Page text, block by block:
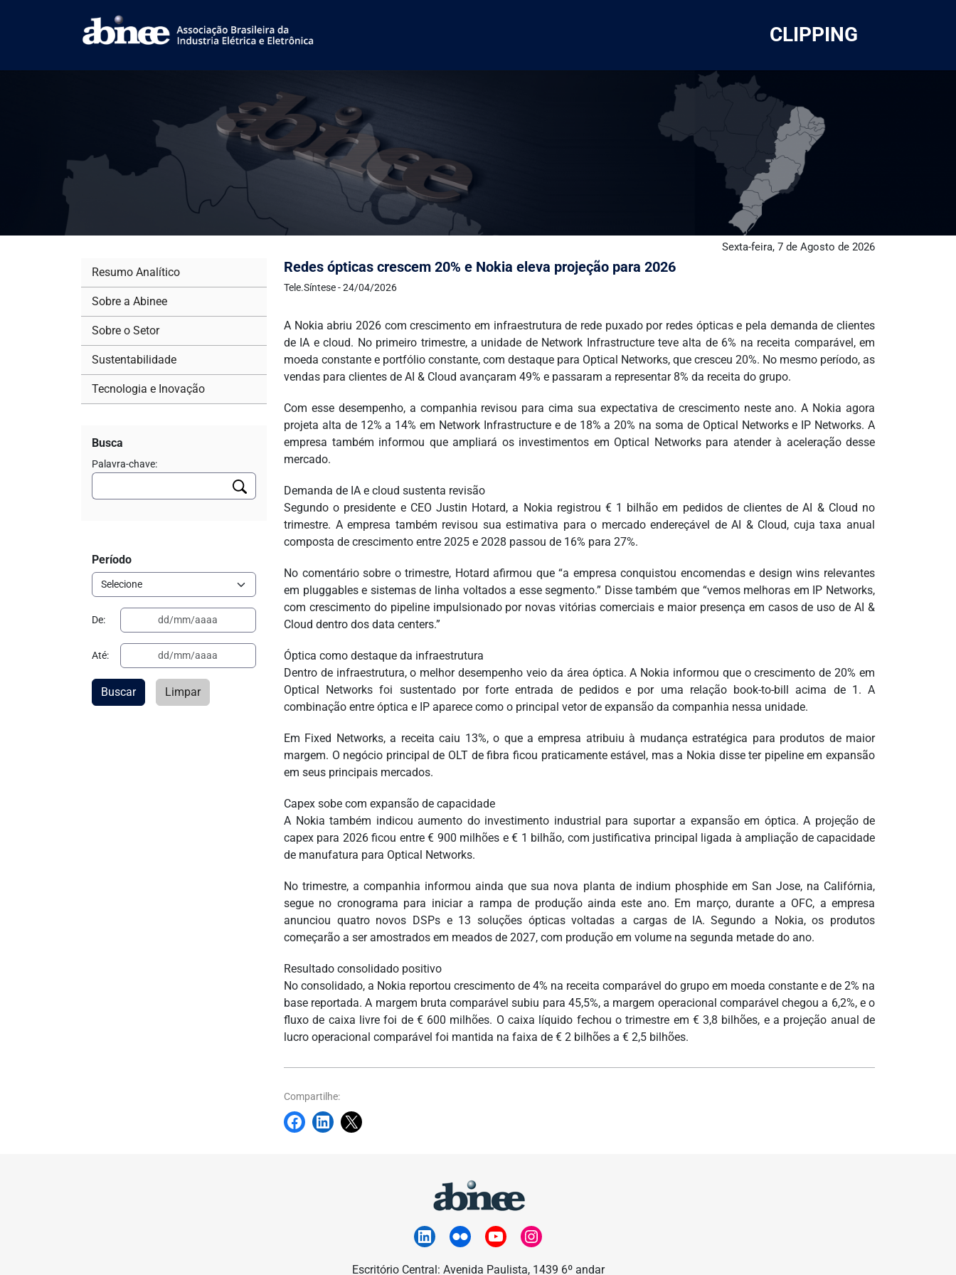
CLIPPING
Sexta-feira, 7 de Agosto de 2026
Redes ópticas crescem 20% e Nokia eleva projeção para 2026
Tele.Síntese - 24/04/2026
A Nokia abriu 2026 com crescimento em infraestrutura de rede puxado por redes ópticas e pela demanda de clientes
de IA e cloud. No primeiro trimestre, a unidade de Network Infrastructure teve alta de 6% na receita comparável, em
moeda constante e portfólio constante, com destaque para Optical Networks, que cresceu 20%. No mesmo período, as
vendas para clientes de AI & Cloud avançaram 49% e passaram a representar 8% da receita do grupo.
Com esse desempenho, a companhia revisou para cima sua expectativa de crescimento neste ano. A Nokia agora
projeta alta de 12% a 14% em Network Infrastructure e de 18% a 20% na soma de Optical Networks e IP Networks. A
empresa também informou que ampliará os investimentos em Optical Networks para atender à aceleração desse
mercado.
Demanda de IA e cloud sustenta revisão
Segundo o presidente e CEO Justin Hotard, a Nokia registrou € 1 bilhão em pedidos de clientes de AI & Cloud no
trimestre. A empresa também revisou sua estimativa para o mercado endereçável de AI & Cloud, cuja taxa anual
composta de crescimento entre 2025 e 2028 passou de 16% para 27%.
No comentário sobre o trimestre, Hotard afirmou que “a empresa conquistou encomendas e design wins relevantes
em pluggables e sistemas de linha voltados a esse segmento.” Disse também que “vemos melhoras em IP Networks,
com crescimento do pipeline impulsionado por novas vitórias comerciais e maior presença em casos de uso de AI &
Cloud dentro dos data centers.”
Óptica como destaque da infraestrutura
Dentro de infraestrutura, o melhor desempenho veio da área óptica. A Nokia informou que o crescimento de 20% em
Optical Networks foi sustentado por forte entrada de pedidos e por uma relação book-to-bill acima de 1. A
combinação entre óptica e IP aparece como o principal vetor de expansão da companhia nessa unidade.
Em Fixed Networks, a receita caiu 13%, o que a empresa atribuiu à mudança estratégica para produtos de maior
margem. O negócio principal de OLT de fibra ficou praticamente estável, mas a Nokia disse ter pipeline em expansão
em seus principais mercados.
Capex sobe com expansão de capacidade
A Nokia também indicou aumento do investimento industrial para suportar a expansão em óptica. A projeção de
capex para 2026 ficou entre € 900 milhões e € 1 bilhão, com justificativa principal ligada à ampliação de capacidade
de manufatura para Optical Networks.
No trimestre, a companhia informou ainda que sua nova planta de indium phosphide em San Jose, na Califórnia,
segue no cronograma para iniciar a rampa de produção ainda este ano. Em março, durante a OFC, a empresa
anunciou quatro novos DSPs e 13 soluções ópticas voltadas a cargas de IA. Segundo a Nokia, os produtos
começarão a ser amostrados em meados de 2027, com produção em volume na segunda metade do ano.
Resultado consolidado positivo
No consolidado, a Nokia reportou crescimento de 4% na receita comparável do grupo em moeda constante e de 2% na
base reportada. A margem bruta comparável subiu para 45,5%, a margem operacional comparável chegou a 6,2%, e o
fluxo de caixa livre foi de € 600 milhões. O caixa líquido fechou o trimestre em € 3,8 bilhões, e a projeção anual de
lucro operacional comparável foi mantida na faixa de € 2 bilhões a € 2,5 bilhões.
Compartilhe:
Resumo Analítico
Sobre a Abinee
Sobre o Setor
Sustentabilidade
Tecnologia e Inovação
Busca
Palavra-chave:
Período
De:
Até:
Buscar Limpar
Escritório Central: Avenida Paulista, 1439 6º andar